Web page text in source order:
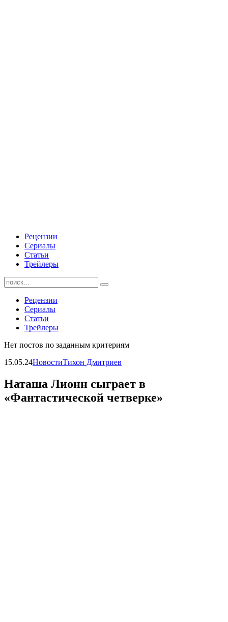
Рецензии
Сериалы
Статьи
Трейлеры
Найти:
Рецензии
Сериалы
Статьи
Трейлеры
Нет постов по заданным критериям
15.05.24НовостиТихон Дмитриев
Наташа Лионн сыграет в
«Фантастической четверке»